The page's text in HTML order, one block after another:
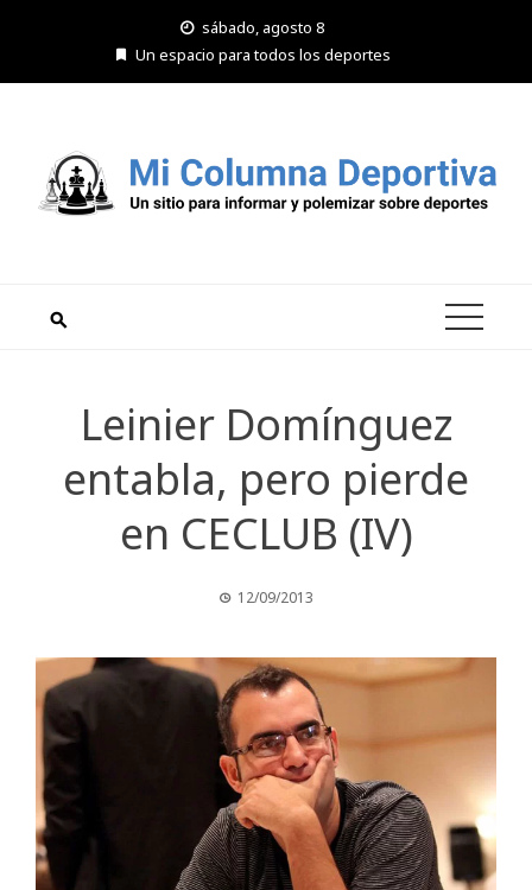
sábado, agosto 8
Un espacio para todos los deportes
Leinier Domínguez
entabla, pero pierde
en CECLUB (IV)
12/09/2013